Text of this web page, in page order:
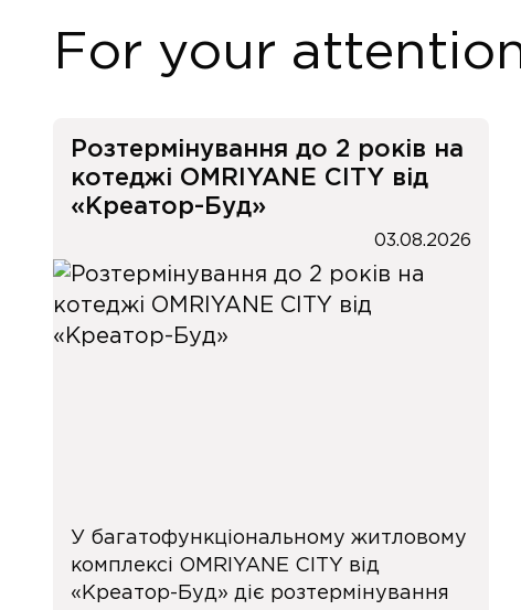
For your
Розтермінування до 2 років на
котеджі OMRIYANE CITY від
«Креатор-Буд»
03.08.2026
У багатофункціональному житловому
комплексі OMRIYANE CITY від
«Креатор-Буд» діє розтермінування